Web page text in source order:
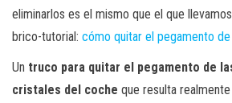
eliminarlos es el mismo que el que
brico-tutorial: cómo quitar el pegamento
Un truco para quitar el pegamento de
cristales del coche que resulta